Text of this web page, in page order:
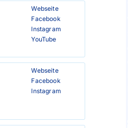
Webseite
Facebook
Instagram
YouTube
Webseite
Facebook
Instagram